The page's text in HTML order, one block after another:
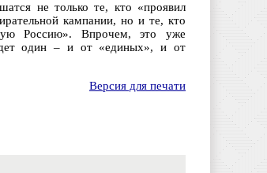
не только те, кто «проявил
кампании, но и те, кто
Россию». Впрочем, это уже
один – и от «единых», и от
Версия для печати